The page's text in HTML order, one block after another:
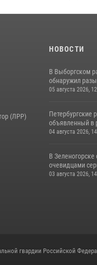
(ЛРР)
НОВОСТИ
В Выборгском
обнаружил
05 августа 2026,
Петербургские
объявленный в
04 августа 2026,
В Зеленогорске
очевидцами
03 августа 2026,
гвардии Российской